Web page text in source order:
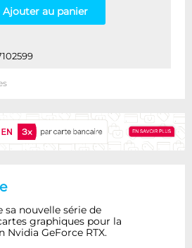
Ajouter au panier
sa nouvelle série de
graphiques pour la
Nvidia GeForce RTX.